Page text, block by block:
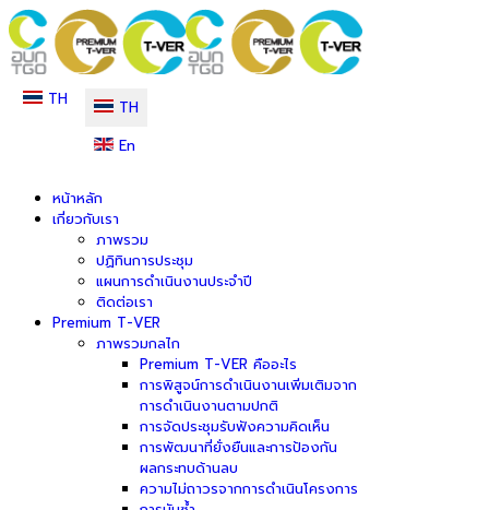
TH
TH
En
หน้าหลัก
เกี่ยวกับเรา
ภาพรวม
ปฏิทินการประชุม
แผนการดำเนินงานประจำปี
ติดต่อเรา
Premium T-VER
ภาพรวมกลไก
Premium T-VER คืออะไร
การพิสูจน์การดำเนินงานเพิ่มเติมจาก
การดำเนินงานตามปกติ
การจัดประชุมรับฟังความคิดเห็น
การพัฒนาที่ยั่งยืนและการป้องกัน
ผลกระทบด้านลบ
ความไม่ถาวรจากการดำเนินโครงการ